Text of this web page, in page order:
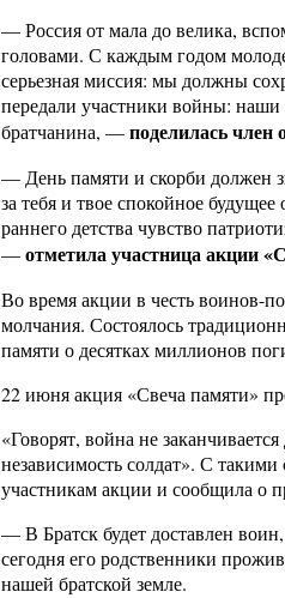
— Россия от мала до велика,
головами. С каждым годом
серьезная миссия: мы должны
передали участники войны:
братчанина, —поделилась член
— День памяти и скорби должен
за тебя и твое спокойное
раннего детства чувство
—отметила участница акции
Во время акции в честь воинов-
молчания. Состоялось
памяти о десятках миллионов
22 июня акция «Свеча памяти»
«Говорят, война не
независимость солдат». С
участникам акции и сообщила о
— В Братск будет доставлен
сегодня его родственники
нашей братской земле.